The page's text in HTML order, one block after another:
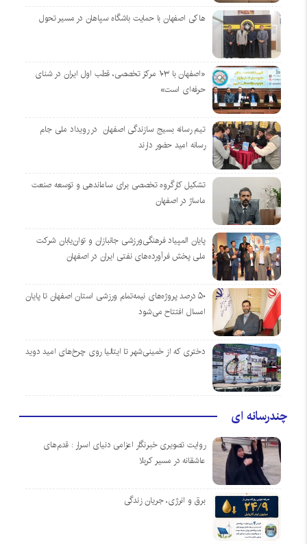
هاکی اصفهان با حمایت باشگاه سپاهان در مسیر تحول
«اصفهان با ۱۰۳ مرکز تخصصی، قطب اول ایران در شنای
حرفه‌ای است»
تیم رسانه بسیج سازندگی اصفهان در رویداد ملی جام
رسانه امید حضور دارند
تشکیل کارگروه تخصصی برای ساماندهی و توسعه صنعت
ماساژ در اصفهان
پایان المپیاد فرهنگی‌ورزشی جانبازان و توان‌یابان شرکت
ملی پخش فرآورده‌های نفتی ایران در اصفهان
۵۰ درصد پروژه‌های نیمه‌تمام ورزشی استان اصفهان تا پایان
امسال افتتاح می‌شود
دختری که از خمینی‌شهر تا ایتالیا روی چرخ‌های امید دوید
چندرسانه ای
روایت تصویری خبرنگار اعزامی دنیای اسرار : قدم‌های
عاشقانه در مسیر کربلا
برق و انرژی، جریان زندگی